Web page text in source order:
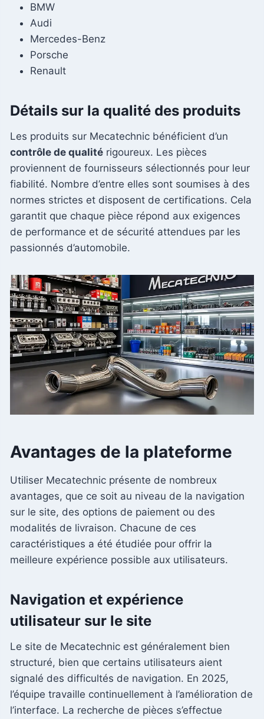
BMW
Audi
Mercedes-Benz
Porsche
Renault
Détails sur la qualité des produits
Les produits sur Mecatechnic bénéficient d’un
contrôle de qualité rigoureux. Les pièces
proviennent de fournisseurs sélectionnés pour leur
fiabilité. Nombre d’entre elles sont soumises à des
normes strictes et disposent de certifications. Cela
garantit que chaque pièce répond aux exigences
de performance et de sécurité attendues par les
passionnés d’automobile.
Avantages de la plateforme
Utiliser Mecatechnic présente de nombreux
avantages, que ce soit au niveau de la navigation
sur le site, des options de paiement ou des
modalités de livraison. Chacune de ces
caractéristiques a été étudiée pour offrir la
meilleure expérience possible aux utilisateurs.
Navigation et expérience
utilisateur sur le site
Le site de Mecatechnic est généralement bien
structuré, bien que certains utilisateurs aient
signalé des difficultés de navigation. En 2025,
l’équipe travaille continuellement à l’amélioration de
l’interface. La recherche de pièces s’effectue